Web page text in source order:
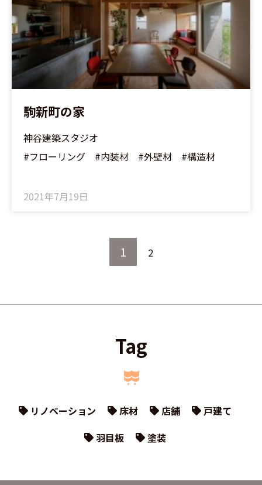
駒新町の家
神谷建築スタジオ
#フローリング #内装材 #外壁材 #構造材
2021年7月19日
1 2
Tag
リノベーション 床材 店舗
戸建て
羽目板
塗装